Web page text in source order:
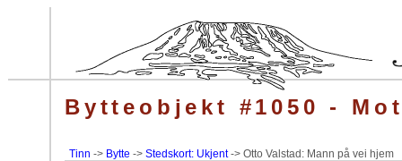
Bytteobjekt #1050 -
Tinn -> Bytte -> Stedskort: Ukjent-> Otto Valstad: Mann på vei hjem